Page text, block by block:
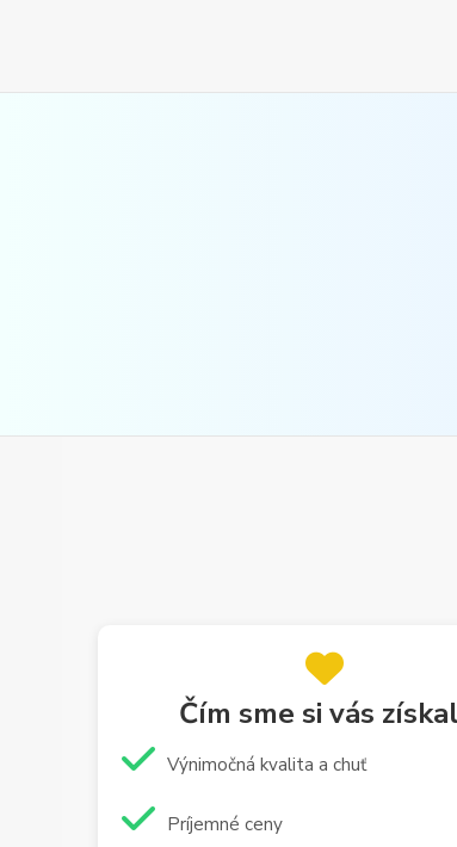
Čím sme si vás
Výnimočná kvalita a chuť
Príjemné ceny